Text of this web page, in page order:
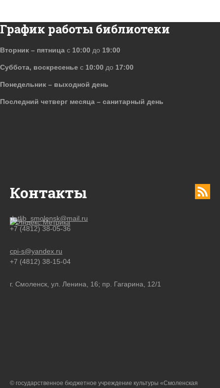
Контакты
detlib_smolensk@mail.ru
+7 (4812) 38-05-36
cpi-s@yandex.ru
+7 (4812) 38-15-04
г. Смоленск, ул. Ленина, 16; пр. Гагарина, 12/1
График работы библиотеки
Вторник – пятница с 10:00 до 19:00
Суббота, воскресенье с 10:00 до 17:00
Понедельник – выходной день
Последний четверг месяца – санитарный день
© государственное бюджетное учреждение культуры «Смоленская